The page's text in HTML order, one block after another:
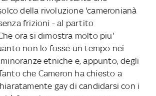
della rivoluzione 'cameronianà
frizioni - al partito
ora si dimostra molto piu'
non lo fosse un tempo nei
etniche e, appunto, degli
che Cameron ha chiesto a
gay di candidarsi con i